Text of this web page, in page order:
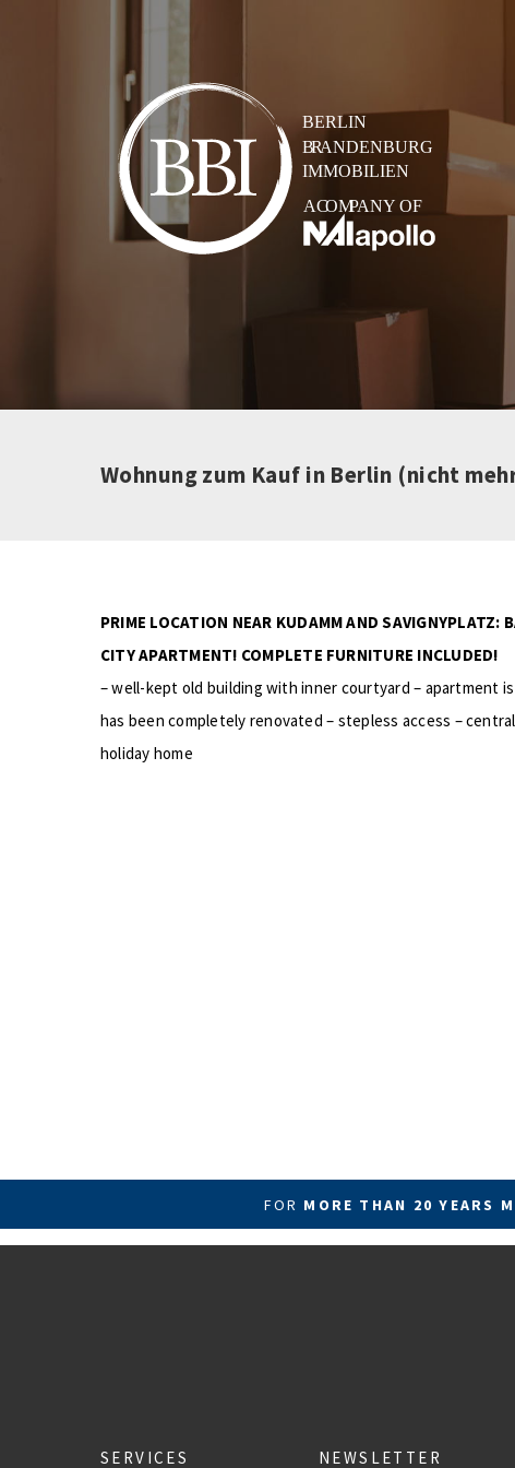
Wohnung zum Kauf in Berlin (nicht
PRIME LOCATION NEAR KUDAMM AND SAVIGNYPLATZ:
CITY APARTMENT! COMPLETE FURNITURE INCLUDED!
– well-kept old building with inner courtyard – apartment
has been completely renovated – stepless access –
holiday home
FOR MORE THAN 20 YEARS
SERVICES NEWSLETTER